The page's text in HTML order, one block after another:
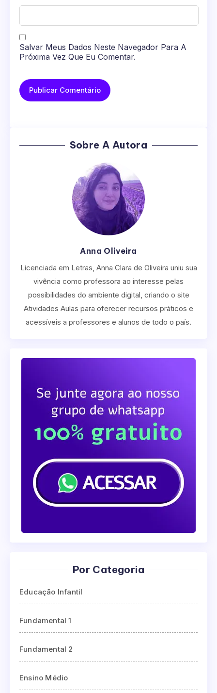
Salvar Meus Dados Neste Navegador Para A
Próxima Vez Que Eu Comentar.
Sobre A Autora
Anna Oliveira
Licenciada em Letras, Anna Clara de Oliveira uniu sua
vivência como professora ao interesse pelas
possibilidades do ambiente digital, criando o site
Atividades Aulas para oferecer recursos práticos e
acessíveis a professores e alunos de todo o país.
Por Categoria
Educação Infantil
Fundamental 1
Fundamental 2
Ensino Médio